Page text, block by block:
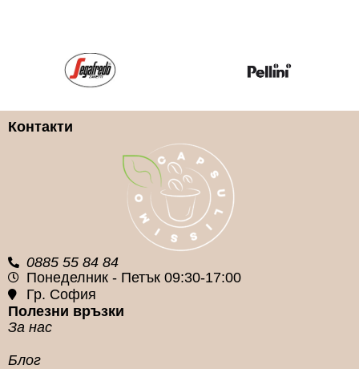
КАФЕ КАПСУЛА ВИД
МАРКA
Kimbo
Контакти
0885 55 84 84
Понеделник - Петък 09:30-17:00
Гр. София
Полезни връзки
За нас
Блог